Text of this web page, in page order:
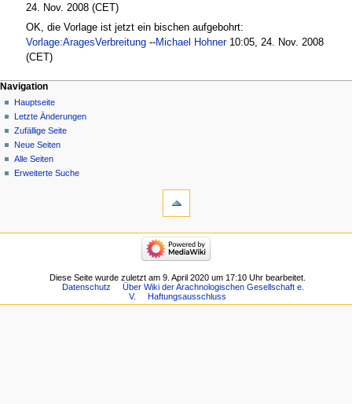
24. Nov. 2008 (CET)
OK, die Vorlage ist jetzt ein bischen aufgebohrt:
Vorlage:AragesVerbreitung --Michael Hohner10:05, 24. Nov. 2008
(CET)
Navigation
Hauptseite
Letzte Änderungen
Zufällige Seite
Neue Seiten
Alle Seiten
Erweiterte Suche
Diese Seite wurde zuletzt am 9. April 2020 um 17:10 Uhr bearbeitet.
Datenschutz
Über Wiki der Arachnologischen Gesellschaft e.
V.
Haftungsausschluss